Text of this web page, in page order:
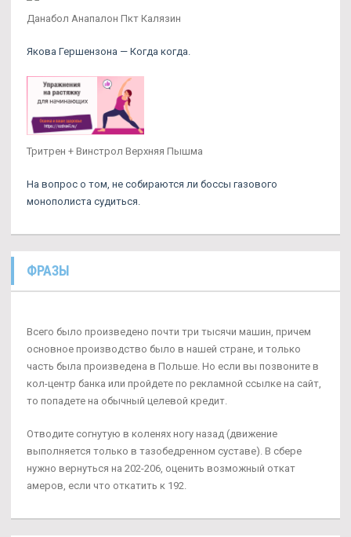
Данабол Анапалон Пкт Калязин
Якова Гершензона — Когда когда.
Тритрен + Винстрол Верхняя Пышма
На вопрос о том, не собираются ли боссы газового
монополиста судиться.
ФРАЗЫ
Всего было произведено почти три тысячи машин, причем
основное производство было в нашей стране, и только
часть была произведена в Польше. Но если вы позвоните в
кол-центр банка или пройдете по рекламной ссылке на сайт,
то попадете на обычный целевой кредит.
Отводите согнутую в коленях ногу назад (движение
выполняется только в тазобедренном суставе). В сбере
нужно вернуться на 202-206, оценить возможный откат
амеров, если что откатить к 192.